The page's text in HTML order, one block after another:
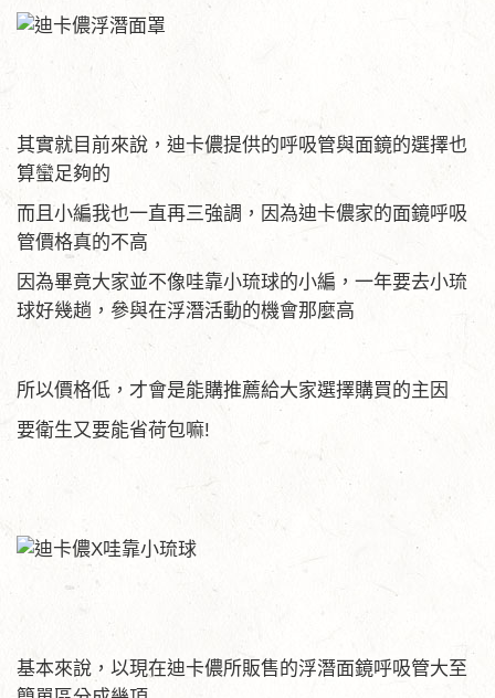
其實就目前來說，迪卡儂提供的呼吸管與面鏡的選擇也
算蠻足夠的
而且小編我也一直再三強調，因為迪卡儂家的面鏡呼吸
管價格真的不高
因為畢竟大家並不像哇靠小琉球的小編，一年要去小琉
球好幾趟，參與在浮潛活動的機會那麼高
所以價格低，才會是能購推薦給大家選擇購買的主因
要衛生又要能省荷包嘛!
基本來說，以現在迪卡儂所販售的浮潛面鏡呼吸管大至